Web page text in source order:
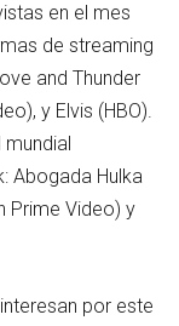
en el mes
de streaming
and Thunder
y Elvis (HBO).
Abogada Hulka
Prime Video) y
por este